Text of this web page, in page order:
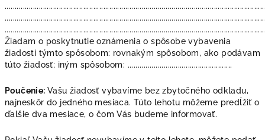
Žiadam o poskytnutie oznámenia o spôsobe vybavenia
žiadosti týmto spôsobom: rovnakým spôsobom, ako podávam
túto žiadosť; iným spôsobom: ....................................................
Poučenie: Vašu žiadosť vybavíme bez zbytočného odkladu,
najneskôr do jedného mesiaca. Túto lehotu môžeme predĺžiť o
ďalšie dva mesiace, o čom Vás budeme informovať.